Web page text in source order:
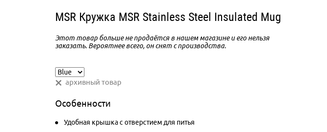
MSR Кружка MSR Stainless Steel Insulated Mug
Этот товар больше не продаётся в нашем магазине и его нельзя
заказать. Вероятнее всего, он снят с производства.
архивный товар
Особенности
Удобная крышка с отверстием для питья